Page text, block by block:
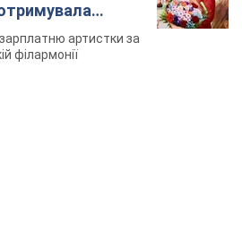
артистки за
філармонії